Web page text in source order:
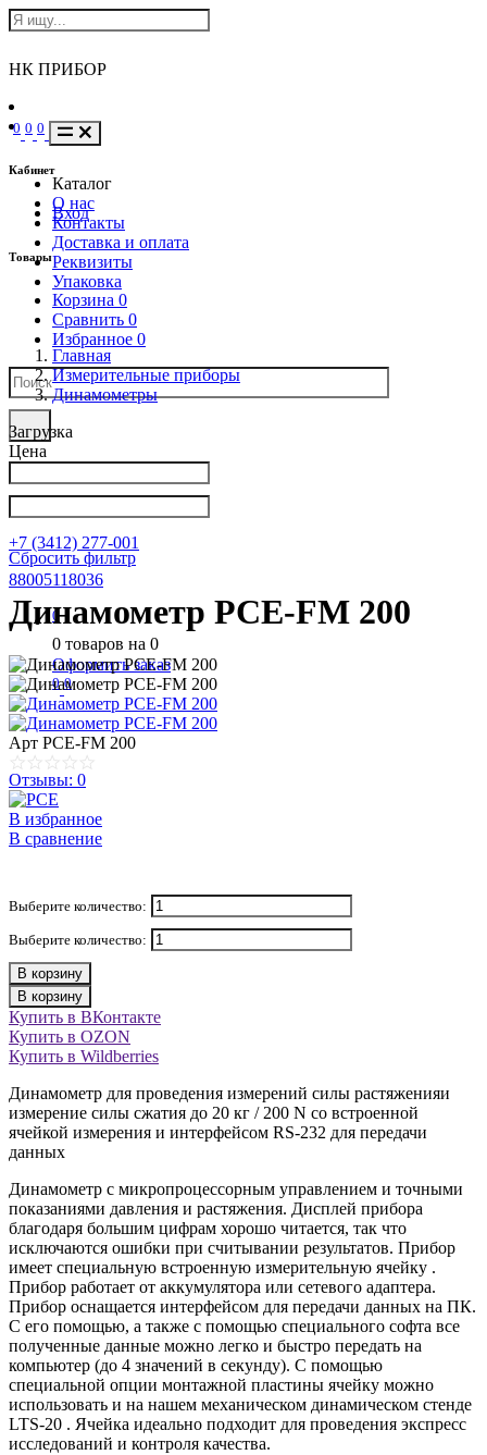
НК ПРИБОР
Кабинет
Вход
Товары
Корзина 0
Сравнить 0
Избранное 0
Написать в Телеграм
+7 (3412) 277-001
88005118036
0
0 товаров на 0
Оформить заказ
0 0
0 0 0
Каталог
О нас
Контакты
Доставка и оплата
Реквизиты
Упаковка
Главная
Измерительные приборы
Динамометры
Загрузка
Цена
Сбросить фильтр
Динамометр PCE-FM 200
Арт PCE-FM 200
Отзывы: 0
В избранное
В сравнение
Выберите количество:
Выберите количество:
В корзину
В корзину
Купить в ВКонтакте
Купить в OZON
Купить в Wildberries
Динамометр для проведения измерений силы растяженияи
измерение силы сжатия до 20 кг / 200 N со встроенной
ячейкой измерения и интерфейсом RS-232 для передачи
данных
Динамометр с микропроцессорным управлением и точными
показаниями давления и растяжения. Дисплей прибора
благодаря большим цифрам хорошо читается, так что
исключаются ошибки при считывании результатов. Прибор
имеет специальную встроенную измерительную ячейку .
Прибор работает от аккумулятора или сетевого адаптера.
Прибор оснащается интерфейсом для передачи данных на ПК.
С его помощью, а также с помощью специального софта все
полученные данные можно легко и быстро передать на
компьютер (до 4 значений в секунду). С помощью
специальной опции монтажной пластины ячейку можно
использовать и на нашем механическом динамическом стенде
LTS-20 . Ячейка идеально подходит для проведения экспресс
исследований и контроля качества.